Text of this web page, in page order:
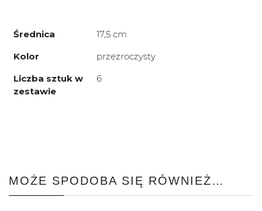
Średnica
17,5 cm
Kolor
przezroczysty
Liczba sztuk w
zestawie
6
MOŻE SPODOBA SIĘ RÓWNIEŻ…